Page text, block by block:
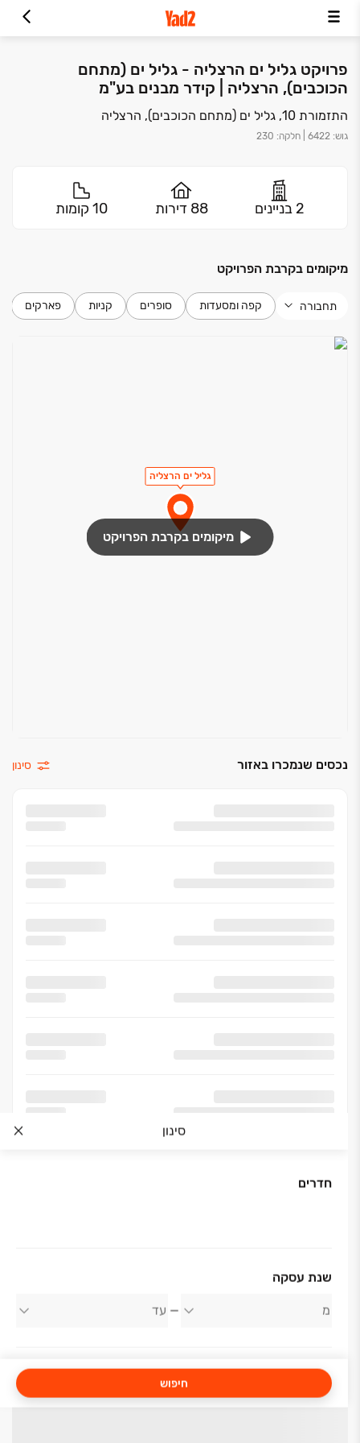
פרויקט גליל ים הרצליה - גליל ים (מתחם
הכוכבים), הרצליה | קידר מבנים בע"מ
התזמורת 10, גליל ים (מתחם הכוכבים), הרצליה
גוש:
6422 חלקה:
230
2 בניינים 88 דירות 10 קומות
מיקומים בקרבת הפרויקט
תחבורה קפה ומסעדות סופרים קניות פארקים
גליל ים הרצליה
מיקומים בקרבת הפרויקט
נכסים שנמכרו באזור סינון
סינון
חדרים
שנת עסקה
חיפוש